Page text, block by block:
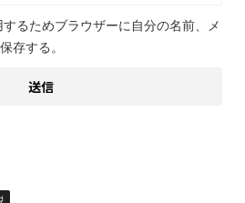
るためブラウザーに自分の名前、メ
存する。